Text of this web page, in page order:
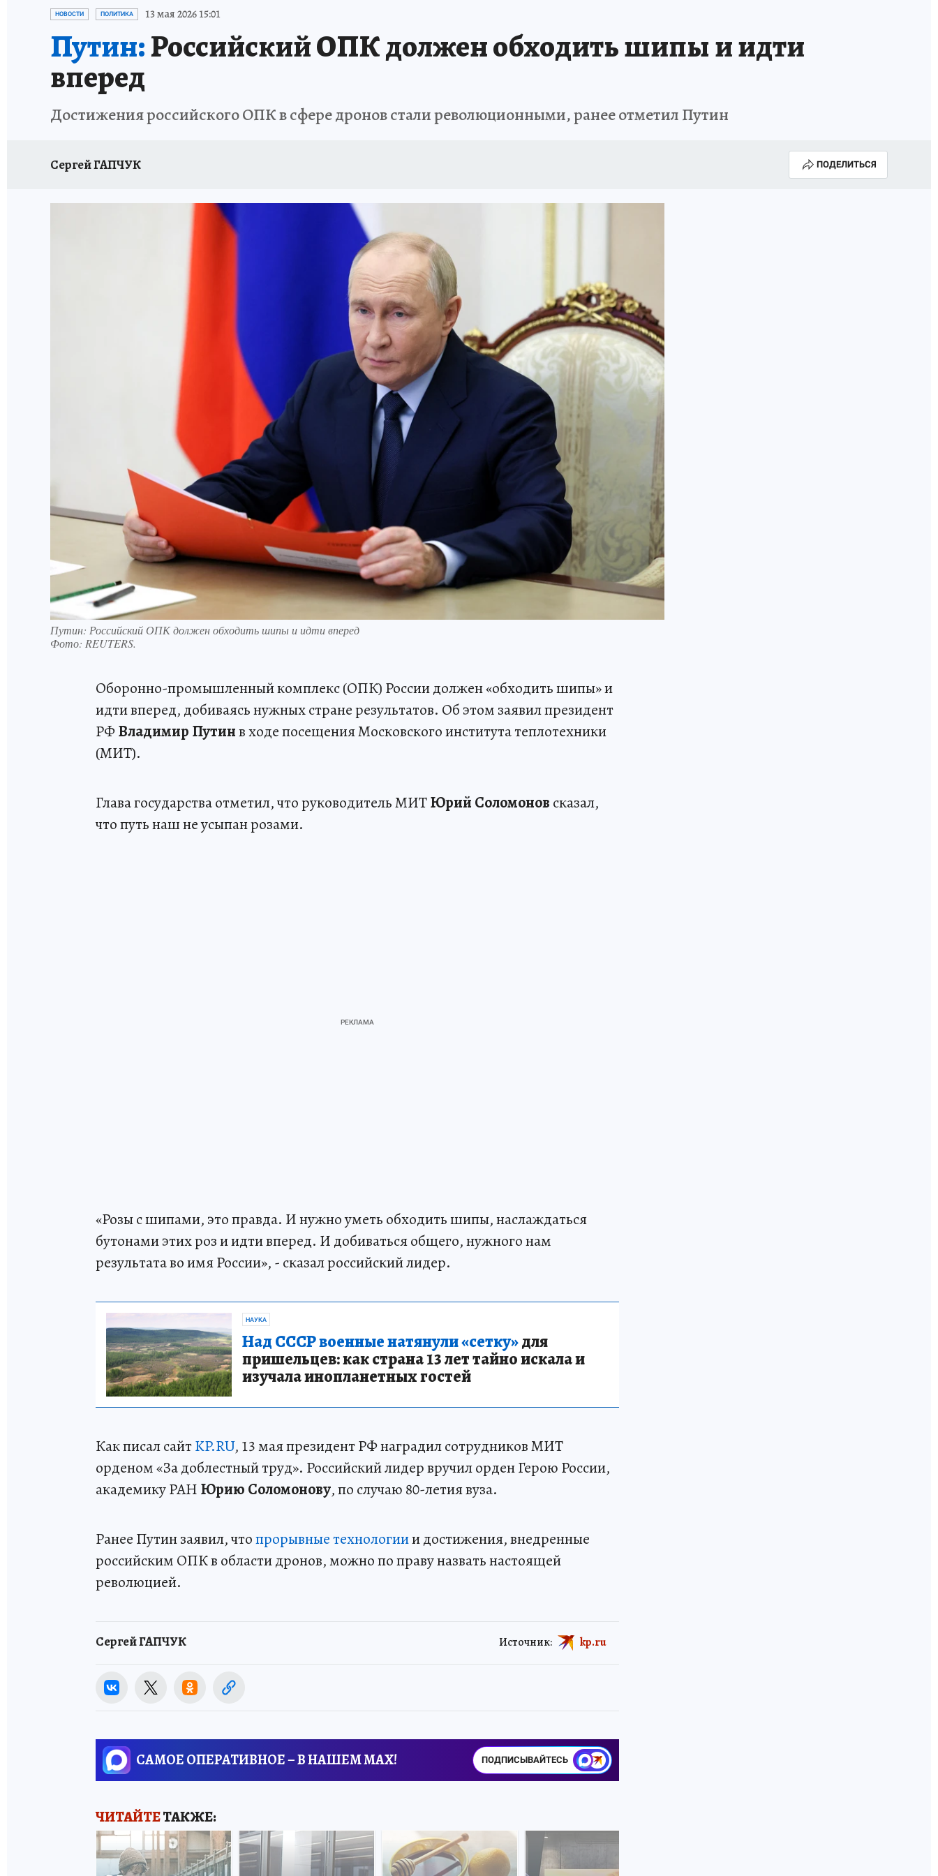
ИСПЫТАНО НА СЕБЕ
НОВОСТИ ПОЛИТИКА 13 мая 2026 15:01
Путин:Российский ОПК должен обходить шипы и идти
вперед
Достижения российского ОПК в сфере дронов стали революционными, ранее отметил Путин
Сергей ГАПЧУК ПОДЕЛИТЬСЯ
Путин: Российский ОПК должен обходить шипы и идти вперед
Фото: REUTERS.
Оборонно-промышленный комплекс (ОПК) России должен «обходить шипы» и
идти вперед, добиваясь нужных стране результатов. Об этом заявил президент
РФВладимир Путинв ходе посещения Московского института теплотехники
(МИТ).
Глава государства отметил, что руководитель МИТЮрий Соломонов сказал,
что путь наш не усыпан розами.
«Розы с шипами, это правда. И нужно уметь обходить шипы, наслаждаться
бутонами этих роз и идти вперед. И добиваться общего, нужного нам
результата во имя России», - сказал российский лидер.
НАУКА
Над СССР военные натянули «сетку»для
пришельцев: как страна 13 лет тайно искала и
изучала инопланетных гостей
Как писал сайтKP.RU, 13 мая президент РФ наградил сотрудников МИТ
орденом «За доблестный труд». Российский лидер вручил орден Герою России,
академику РАН Юрию Соломонову, по случаю 80-летия вуза.
Ранее Путин заявил, чтопрорывные технологиии достижения, внедренные
российским ОПК в области дронов, можно по праву назвать настоящей
революцией.
Сергей ГАПЧУК Источник: kp.ru
САМОЕ ОПЕРАТИВНОЕ – В НАШЕМ MAX! ПОДПИСЫВАЙТЕСЬ
ЧИТАЙТЕТАКЖЕ: